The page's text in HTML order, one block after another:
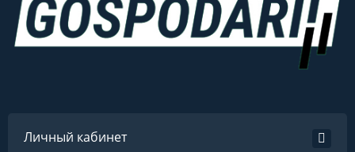
Личный кабинет